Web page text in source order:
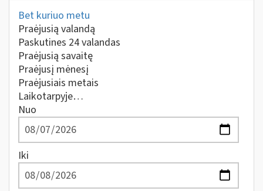
Bet kuriuo metu
Praėjusią valandą
Paskutines 24 valandas
Praėjusią savaitę
Praėjusį mėnesį
Praėjusiais metais
Laikotarpyje…
Nuo
Iki